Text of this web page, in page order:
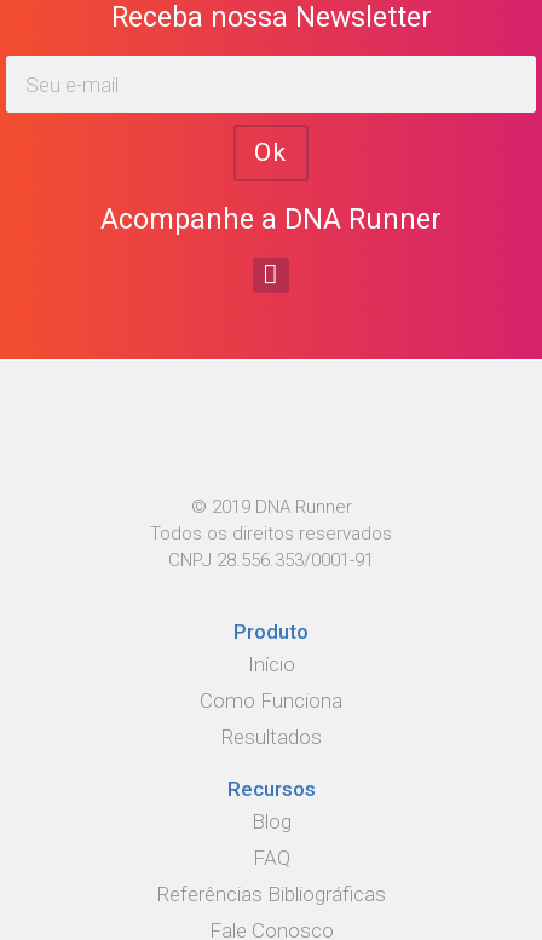
Receba nossa Newsletter
Ok
Acompanhe a DNA Runner
© 2019 DNA Runner
Todos os direitos reservados
CNPJ 28.556.353/0001-91
Produto
Início
Como Funciona
Resultados
Recursos
Blog
FAQ
Referências Bibliográficas
Fale Conosco